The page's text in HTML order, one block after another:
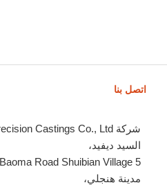
اتصل بنا
شركة Dongguan Cast Dream Precision Castings Co., Ltd,
السيد ديفيد،
5 Baoma Road Shuibian Village,
مدينة هنجلي،